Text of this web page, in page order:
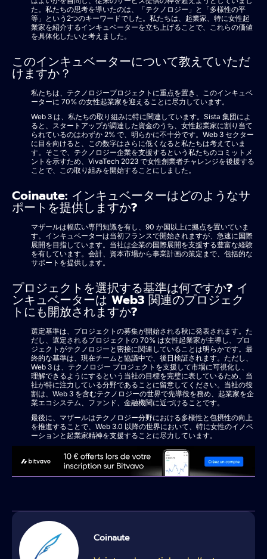
た。私たちの思考を導いたのは、「テクノロジー」と「多様性の平
等」という2つのキーワードでした。私たちは、起業家、特に女性起
業家を紹介するインキュベーターを立ち上げることで、これらの価値
を具体化したいと考えました。
このインキュベーターについて教えていただ
けますか？
私たちは、テクノロジープロジェクトに重点を置き、このインキュベ
ーターに 70% の女性起業家を迎えることに尽力しています。
Web 3 は、私たちの取り組みに特に関連しています。Sista 集団によ
ると、スタートアップが調達した資金のうち、女性起業家に割り当て
られているのはわずか 2% で、明らかに不十分です。Web 3 セクター
に目を向けると、この数字はさらに低くなると私たちは考えていま
す。そこで、テクノロジー企業を支援するという私たちのコミットメ
ントを示すため、VivaTech 2023 で女性創業者チャレンジを後援する
ことで、この取り組みを開始することにしました。
Coinaute: インキュベーターはどのようなサ
ポートを提供しますか?
マザールは幅広い専門知識を有し、90 か国以上に拠点を置いていま
す。インキュベーターは当初フランスで開始されますが、急速に国際
展開を目指しています。当社は企業の国際展開を支援する豊富な経験
を有しています。会計、資本市場から事業計画の策定まで、包括的な
サポートを提供します。
プロジェクトを選択する基準は何ですか? イ
ンキュベーターは Web3 関連のプロジェク
トにも開放されますか?
選定基準は、プロジェクトの募集が開始される秋に発表されます。た
だし、選定されるプロジェクトの 70% は女性起業家が主導し、プロ
ジェクトがテクノロジーと密接に関連していることは明らかです。最
終的な基準は、現在チームと協議中で、後日検証されます。ただし、
Web 3 は、テクノロジー プロジェクトを支援して市場に可視化し、
理解できるようにするという当社の目標を完璧に表しているため、当
社が特に注力している分野であることに留意してください。当社の役
割は、Web 3 を含むテクノロジーの世界で先導役を務め、起業家を企
業エコシステム、ファンド、金融機関に近づけることです。
最後に、マザールはテクノロジー分野における多様性と包摂性の向上
を推進することで、Web 3.0 以降の世界において、特に女性のイノベ
ーションと起業家精神を支援することに尽力しています。
Coinaute